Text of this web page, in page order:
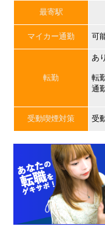
最寄駅
マイカー通勤 可
転勤
あり
転
通
受動喫煙対策 受